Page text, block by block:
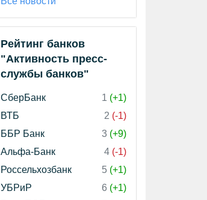
Рейтинг банков
"Активность пресс-
службы банков"
СберБанк 1 (+1)
ВТБ
2 (-1)
ББР Банк
3 (+9)
Альфа-Банк
4 (-1)
Россельхозбанк
5 (+1)
УБРиР
6 (+1)